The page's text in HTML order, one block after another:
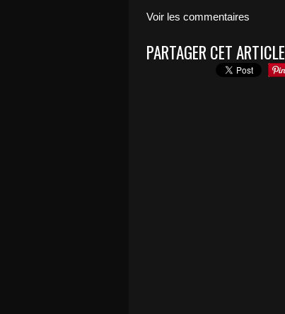
Voir les commentaires
PARTAGER CET ARTICLE